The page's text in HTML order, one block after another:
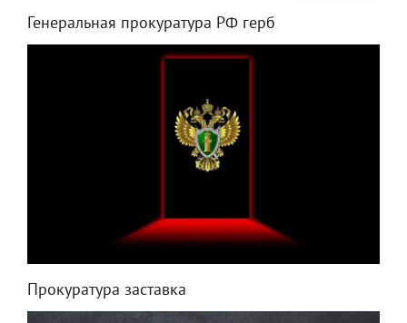
Генеральная прокуратура РФ герб
Прокуратура заставка